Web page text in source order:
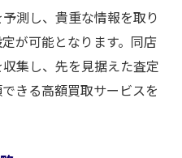
測し、貴重な情報を取り
が可能となります。同店
集し、先を見据えた査定
きる高額買取サービスを